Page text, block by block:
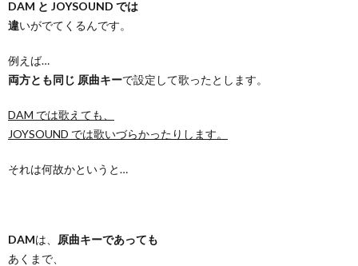
DAM と JOYSOUND では
違いがでてくるんです。
例えば…
両方とも同じ 原曲キーで設定して歌ったとします。
DAM では歌えても、
JOYSOUND では歌いづらかったりします。
それは何故かというと…
DAMは、 原曲キーであっても
あくまで、